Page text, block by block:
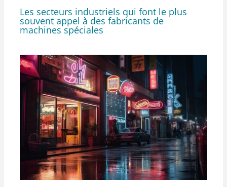
Les secteurs industriels qui font le plus
souvent appel à des fabricants de
machines spéciales